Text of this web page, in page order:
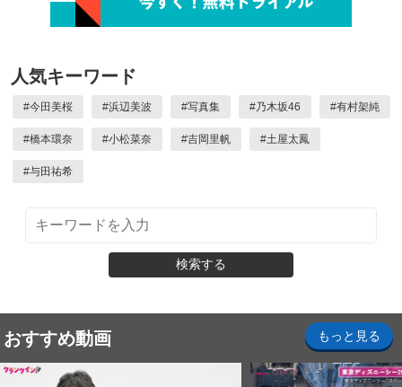
人気キーワード
#今田美桜 #浜辺美波 #写真集 #乃木坂46 #有村架純
#橋本環奈 #小松菜奈 #吉岡里帆 #土屋太鳳
#与田祐希
検索する
おすすめ動画 もっと見る